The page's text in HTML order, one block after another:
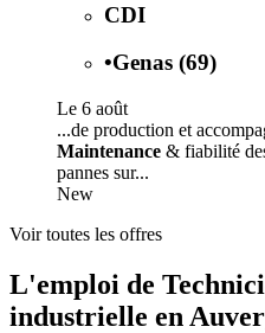
CDI
•Genas (69)
Le 6 août
...de production et
Maintenance & fiabilité
pannes sur...
New
Voir toutes les offres
L'emploi de
industrielle en